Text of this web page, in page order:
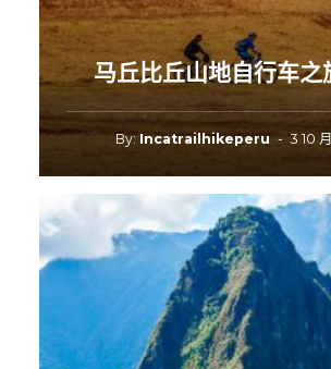
马丘比丘山地自行车之
By: Incatrailhikeperu - 3 10